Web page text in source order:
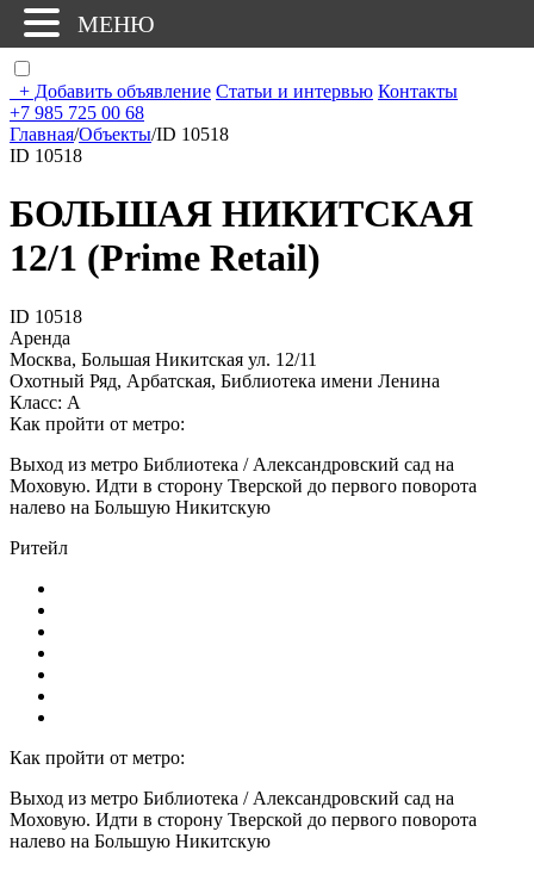
+ Добавить объявление Статьи и интервью Контакты
+7 985 725 00 68
Главная/Объекты/ID 10518
ID 10518
БОЛЬШАЯ НИКИТСКАЯ
12/1 (Prime Retail)
ID 10518
Аренда
Москва, Большая Никитская ул. 12/11
Охотный Ряд, Арбатская, Библиотека имени Ленина
Класс: А
Как пройти от метро:
Выход из метро Библиотека / Александровский сад на
Моховую. Идти в сторону Тверской до первого поворота
налево на Большую Никитскую
Ритейл
Как пройти от метро:
Выход из метро Библиотека / Александровский сад на
Моховую. Идти в сторону Тверской до первого поворота
налево на Большую Никитскую
МЕНЮ